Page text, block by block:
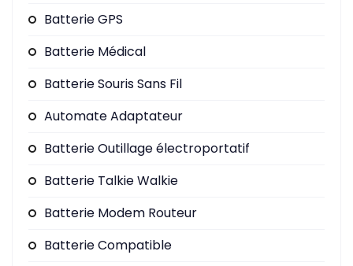
Batterie GPS
Batterie Médical
Batterie Souris Sans Fil
Automate Adaptateur
Batterie Outillage électroportatif
Batterie Talkie Walkie
Batterie Modem Routeur
Batterie Compatible